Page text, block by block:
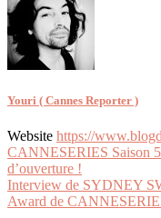
Youri ( Cannes Reporter )
Website https://
Navigation
de
l’article
CANNESERIES Saison
d’ouverture !
Interview de SYDNEY
Award de